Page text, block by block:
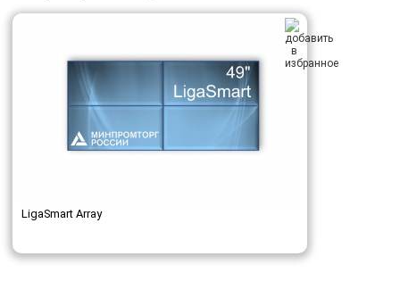
LigaSmart Array